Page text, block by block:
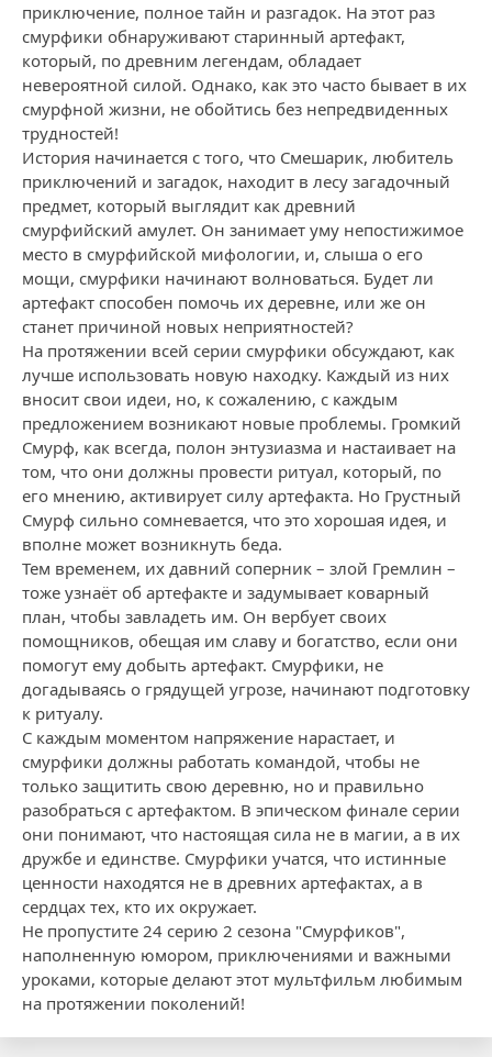
приключение, полное тайн и разгадок. На этот раз
смурфики обнаруживают старинный артефакт,
который, по древним легендам, обладает
невероятной силой. Однако, как это часто бывает в их
смурфной жизни, не обойтись без непредвиденных
трудностей!
История начинается с того, что Смешарик, любитель
приключений и загадок, находит в лесу загадочный
предмет, который выглядит как древний
смурфийский амулет. Он занимает уму непостижимое
место в смурфийской мифологии, и, слыша о его
мощи, смурфики начинают волноваться. Будет ли
артефакт способен помочь их деревне, или же он
станет причиной новых неприятностей?
На протяжении всей серии смурфики обсуждают, как
лучше использовать новую находку. Каждый из них
вносит свои идеи, но, к сожалению, с каждым
предложением возникают новые проблемы. Громкий
Смурф, как всегда, полон энтузиазма и настаивает на
том, что они должны провести ритуал, который, по
его мнению, активирует силу артефакта. Но Грустный
Смурф сильно сомневается, что это хорошая идея, и
вполне может возникнуть беда.
Тем временем, их давний соперник – злой Гремлин –
тоже узнаёт об артефакте и задумывает коварный
план, чтобы завладеть им. Он вербует своих
помощников, обещая им славу и богатство, если они
помогут ему добыть артефакт. Смурфики, не
догадываясь о грядущей угрозе, начинают подготовку
к ритуалу.
С каждым моментом напряжение нарастает, и
смурфики должны работать командой, чтобы не
только защитить свою деревню, но и правильно
разобраться с артефактом. В эпическом финале серии
они понимают, что настоящая сила не в магии, а в их
дружбе и единстве. Смурфики учатся, что истинные
ценности находятся не в древних артефактах, а в
сердцах тех, кто их окружает.
Не пропустите 24 серию 2 сезона "Смурфиков",
наполненную юмором, приключениями и важными
уроками, которые делают этот мультфильм любимым
на протяжении поколений!